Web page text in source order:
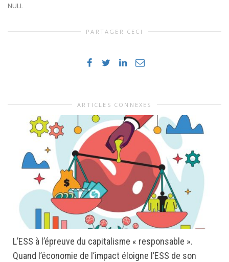
NULL
PARTAGER CECI
ARTICLES CONNEXES
L’ESS à l’épreuve du capitalisme « responsable ».
Quand l’économie de l’impact éloigne l’ESS de son